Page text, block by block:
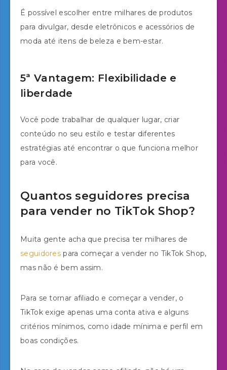
É possível escolher entre milhares de produtos
para divulgar, desde eletrônicos e acessórios de
moda até itens de beleza e bem-estar.
5ª Vantagem: Flexibilidade e
liberdade
Você pode trabalhar de qualquer lugar, criar
conteúdo no seu estilo e testar diferentes
estratégias até encontrar o que funciona melhor
para você.
Quantos seguidores precisa
para vender no TikTok Shop?
Muita gente acha que precisa ter milhares de
seguidores para começar a vender no TikTok Shop,
mas não é bem assim.
Para se tornar afiliado e começar a vender, o
TikTok exige apenas uma conta ativa e alguns
critérios mínimos, como idade mínima e perfil em
boas condições.